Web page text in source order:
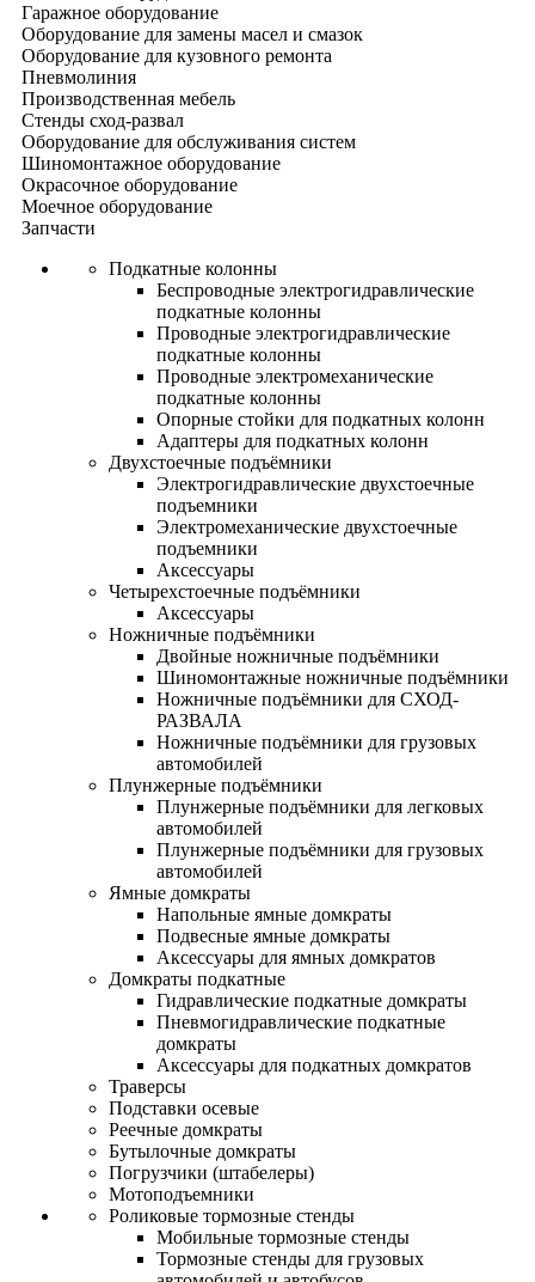
Гаражное оборудование
Оборудование для замены масел и смазок
Оборудование для кузовного ремонта
Пневмолиния
Производственная мебель
Стенды сход-развал
Оборудование для обслуживания систем
Шиномонтажное оборудование
Окрасочное оборудование
Моечное оборудование
Запчасти
Подкатные колонны
Беспроводные электрогидравлические
подкатные колонны
Проводные электрогидравлические
подкатные колонны
Проводные электромеханические
подкатные колонны
Опорные стойки для подкатных колонн
Адаптеры для подкатных колонн
Двухстоечные подъёмники
Электрогидравлические двухстоечные
подъемники
Электромеханические двухстоечные
подъемники
Аксессуары
Четырехстоечные подъёмники
Аксессуары
Ножничные подъёмники
Двойные ножничные подъёмники
Шиномонтажные ножничные подъёмники
Ножничные подъёмники для СХОД-
РАЗВАЛА
Ножничные подъёмники для грузовых
автомобилей
Плунжерные подъёмники
Плунжерные подъёмники для легковых
автомобилей
Плунжерные подъёмники для грузовых
автомобилей
Ямные домкраты
Напольные ямные домкраты
Подвесные ямные домкраты
Аксессуары для ямных домкратов
Домкраты подкатные
Гидравлические подкатные домкраты
Пневмогидравлические подкатные
домкраты
Аксессуары для подкатных домкратов
Траверсы
Подставки осевые
Реечные домкраты
Бутылочные домкраты
Погрузчики (штабелеры)
Мотоподъемники
Роликовые тормозные стенды
Мобильные тормозные стенды
Тормозные стенды для грузовых